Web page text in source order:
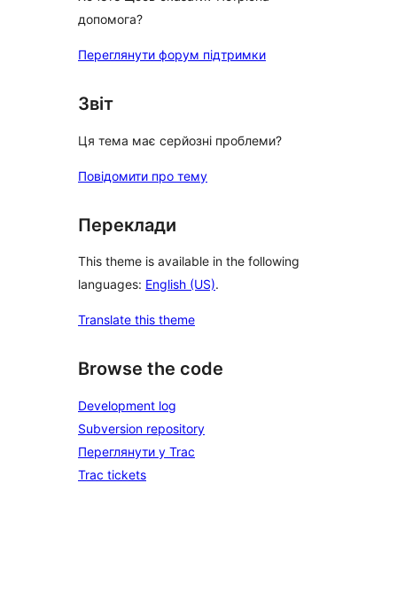
допомога?
Переглянути форум підтримки
Звіт
Ця тема має серйозні проблеми?
Повідомити про тему
Переклади
This theme is available in the following
languages: English (US).
Translate this theme
Browse the code
Development log
Subversion repository
Переглянути у Trac
Trac tickets